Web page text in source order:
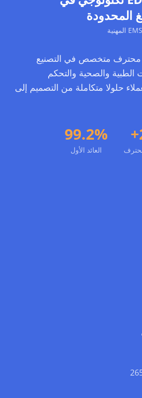
المحدودة
مزود خدمات EMS محترف متخصص في التصنيع
والصحية والتحكم
حلولا متكاملة من التصميم إلى
99.2%
العائد الأول